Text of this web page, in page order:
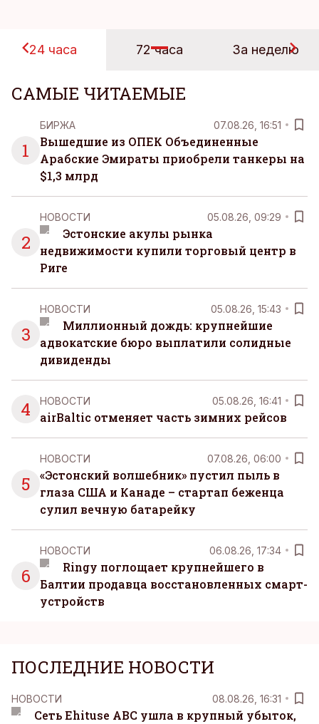
24 часа 72 часа За неделю
САМЫЕ ЧИТАЕМЫЕ
1
БИРЖА 07.08.26, 16:51
Вышедшие из ОПЕК Объединенные
Арабские Эмираты приобрели танкеры на
$1,3 млрд
2
НОВОСТИ 05.08.26, 09:29
Эстонские акулы рынка
недвижимости купили торговый центр в
Риге
3
НОВОСТИ 05.08.26, 15:43
Миллионный дождь: крупнейшие
адвокатские бюро выплатили солидные
дивиденды
4 НОВОСТИ 05.08.26, 16:41
airBaltic отменяет часть зимних рейсов
5
НОВОСТИ 07.08.26, 06:00
«Эстонский волшебник» пустил пыль в
глаза США и Канаде – стартап беженца
сулил вечную батарейку
6
НОВОСТИ 06.08.26, 17:34
Ringy поглощает крупнейшего в
Балтии продавца восстановленных смарт-
устройств
ПОСЛЕДНИЕ НОВОСТИ
НОВОСТИ 08.08.26, 16:31
Сеть Ehituse ABC ушла в крупный убыток,